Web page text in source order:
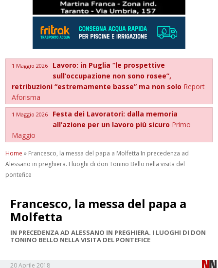
1 Maggio 2026
Lavoro: in Puglia “le prospettive
sull’occupazione non sono rosee”,
retribuzioni “estremamente basse” ma non solo Report
Aforisma
1 Maggio 2026
Festa dei Lavoratori: dalla memoria
all’azione per un lavoro più sicuro Primo
Maggio
Home » Francesco, la messa del papa a Molfetta In precedenza ad
Alessano in preghiera. I luoghi di don Tonino Bello nella visita del
pontefice
Francesco, la messa del papa a
Molfetta
IN PRECEDENZA AD ALESSANO IN PREGHIERA. I LUOGHI DI DON
TONINO BELLO NELLA VISITA DEL PONTEFICE
20 Aprile 2018